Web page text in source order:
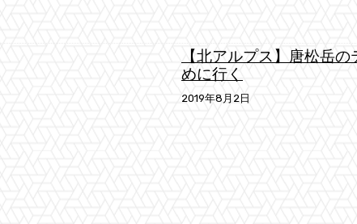
【北アルプス】唐松岳
めに行く
2019年8月2日